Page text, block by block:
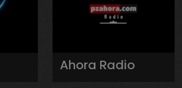
Ahora Radio